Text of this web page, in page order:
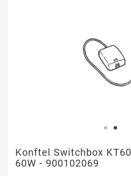
Konftel Switchbox KT60
60W - 900102069